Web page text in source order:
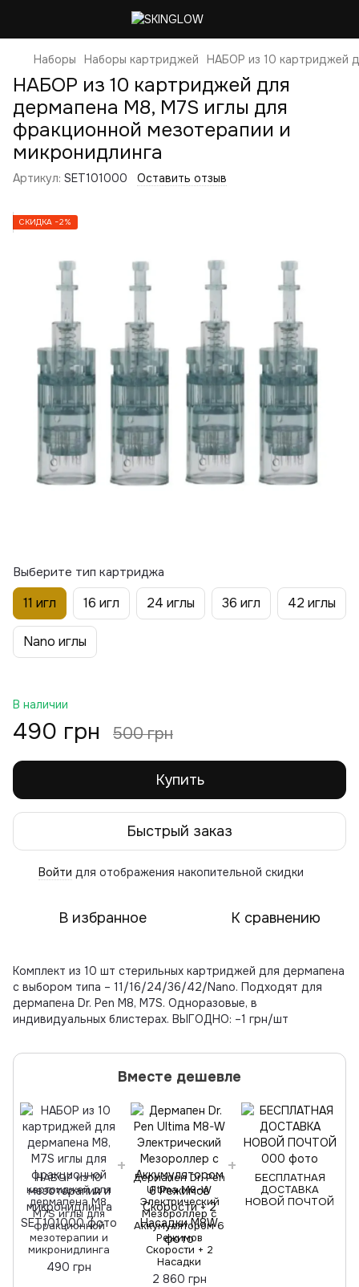
Наборы Наборы картриджей НАБОР из 10 картриджей
НАБОР из 10 картриджей для
дермапена M8, M7S иглы для
фракционной мезотерапии и
микронидлинга
Артикул: SET101000 Оставить отзыв
СКИДКА −2%
Выберите тип картриджа
11 игл 16 игл 24 иглы 36 игл 42 иглы
Nano иглы
В наличии
490 грн 500 грн
Купить
Быстрый заказ
Войти для отображения накопительной скидки
В избранное К сравнению
Комплект из 10 шт стерильных картриджей для дермапена
с выбором типа – 11/16/24/36/42/Nano. Подходят для
дермапена Dr. Pen M8, M7S. Одноразовые, в
индивидуальных блистерах. ВЫГОДНО: –1 грн/шт
Вместе дешевле
НАБОР из 10
картриджей для
дермапена M8,
M7S иглы для
фракционной
мезотерапии и
микронидлинга
490 грн
Дермапен Dr. Pen
Ultima M8-W
Электрический
Мезороллер с
Аккумулятором 6
Режимов
Скорости + 2
Насадки
2 860 грн
БЕСПЛАТНАЯ
ДОСТАВКА
НОВОЙ ПОЧТОЙ